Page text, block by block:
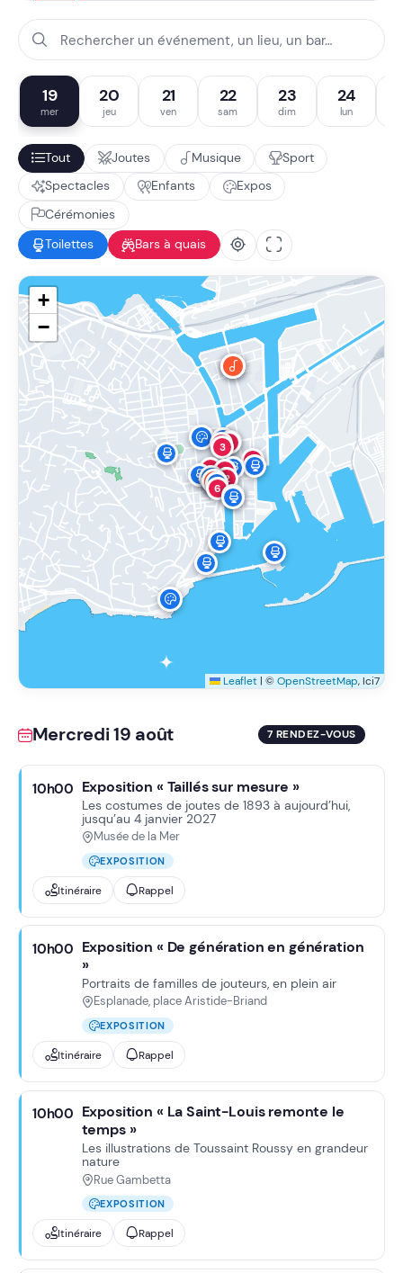
19
mer
20
jeu
21
ven
22
sam
23
dim
24
lun
Tout Joutes Musique
Sport
Spectacles
Enfants
Expos
Cérémonies
Toilettes
Bars à quais
1
2
3
4
5
6
7
8
9
10
+
−
Leaflet | © OpenStreetMap, Ici7
Mercredi 19 août 7 RENDEZ-VOUS
10h00 Exposition « Taillés sur mesure »
Les costumes de joutes de 1893 à aujourd’hui,
jusqu’au 4 janvier 2027
Musée de la Mer
EXPOSITION
Itinéraire Rappel
10h00 Exposition « De génération en génération
»
Portraits de familles de jouteurs, en plein air
Esplanade, place Aristide-Briand
EXPOSITION
Itinéraire Rappel
10h00 Exposition « La Saint-Louis remonte le
temps »
Les illustrations de Toussaint Roussy en grandeur
nature
Rue Gambetta
EXPOSITION
Itinéraire Rappel